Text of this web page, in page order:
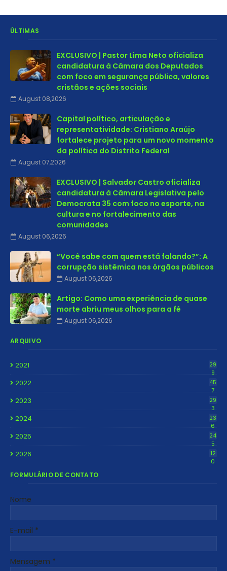
ÚLTIMAS
EXCLUSIVO | Pastor Lima Neto oficializa
candidatura à Câmara dos Deputados
com foco em segurança pública, valores
cristãos e ações sociais
August 08,2026
Capital político, articulação e
representatividade: Cristiano Araújo
fortalece projeto para um novo momento
da política do Distrito Federal
August 07,2026
EXCLUSIVO | Salvador Castro oficializa
candidatura à Câmara Legislativa pelo
Democrata 35 com foco no esporte, na
cultura e no fortalecimento das
comunidades
August 06,2026
“Você sabe com quem está falando?”: A
corrupção sistêmica nos órgãos públicos
August 06,2026
Artigo: Como uma experiência de quase
morte abriu meus olhos para a fé
August 06,2026
ARQUIVO
2021
29
9
2022
45
7
2023
29
3
2024
23
6
2025
24
5
2026
12
0
FORMULÁRIO DE CONTATO
Nome
E-mail *
Mensagem *